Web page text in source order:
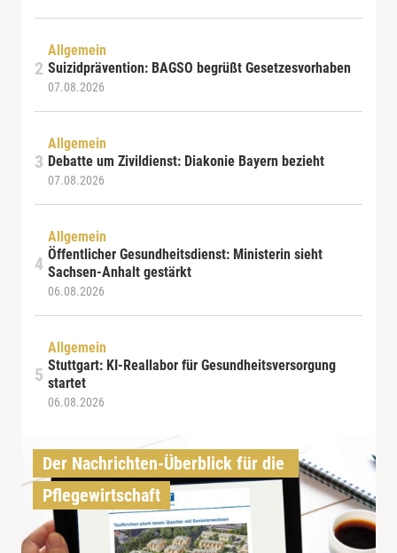
Allgemein
Suizidprävention: BAGSO begrüßt Gesetzesvorhaben
07.08.2026
Allgemein
Debatte um Zivildienst: Diakonie Bayern bezieht
07.08.2026
Allgemein
Öffentlicher Gesundheitsdienst: Ministerin sieht
Sachsen-Anhalt gestärkt
06.08.2026
Allgemein
Stuttgart: KI-Reallabor für Gesundheitsversorgung
startet
06.08.2026
Der Nachrichten-Überblick für die
Pflegewirtschaft